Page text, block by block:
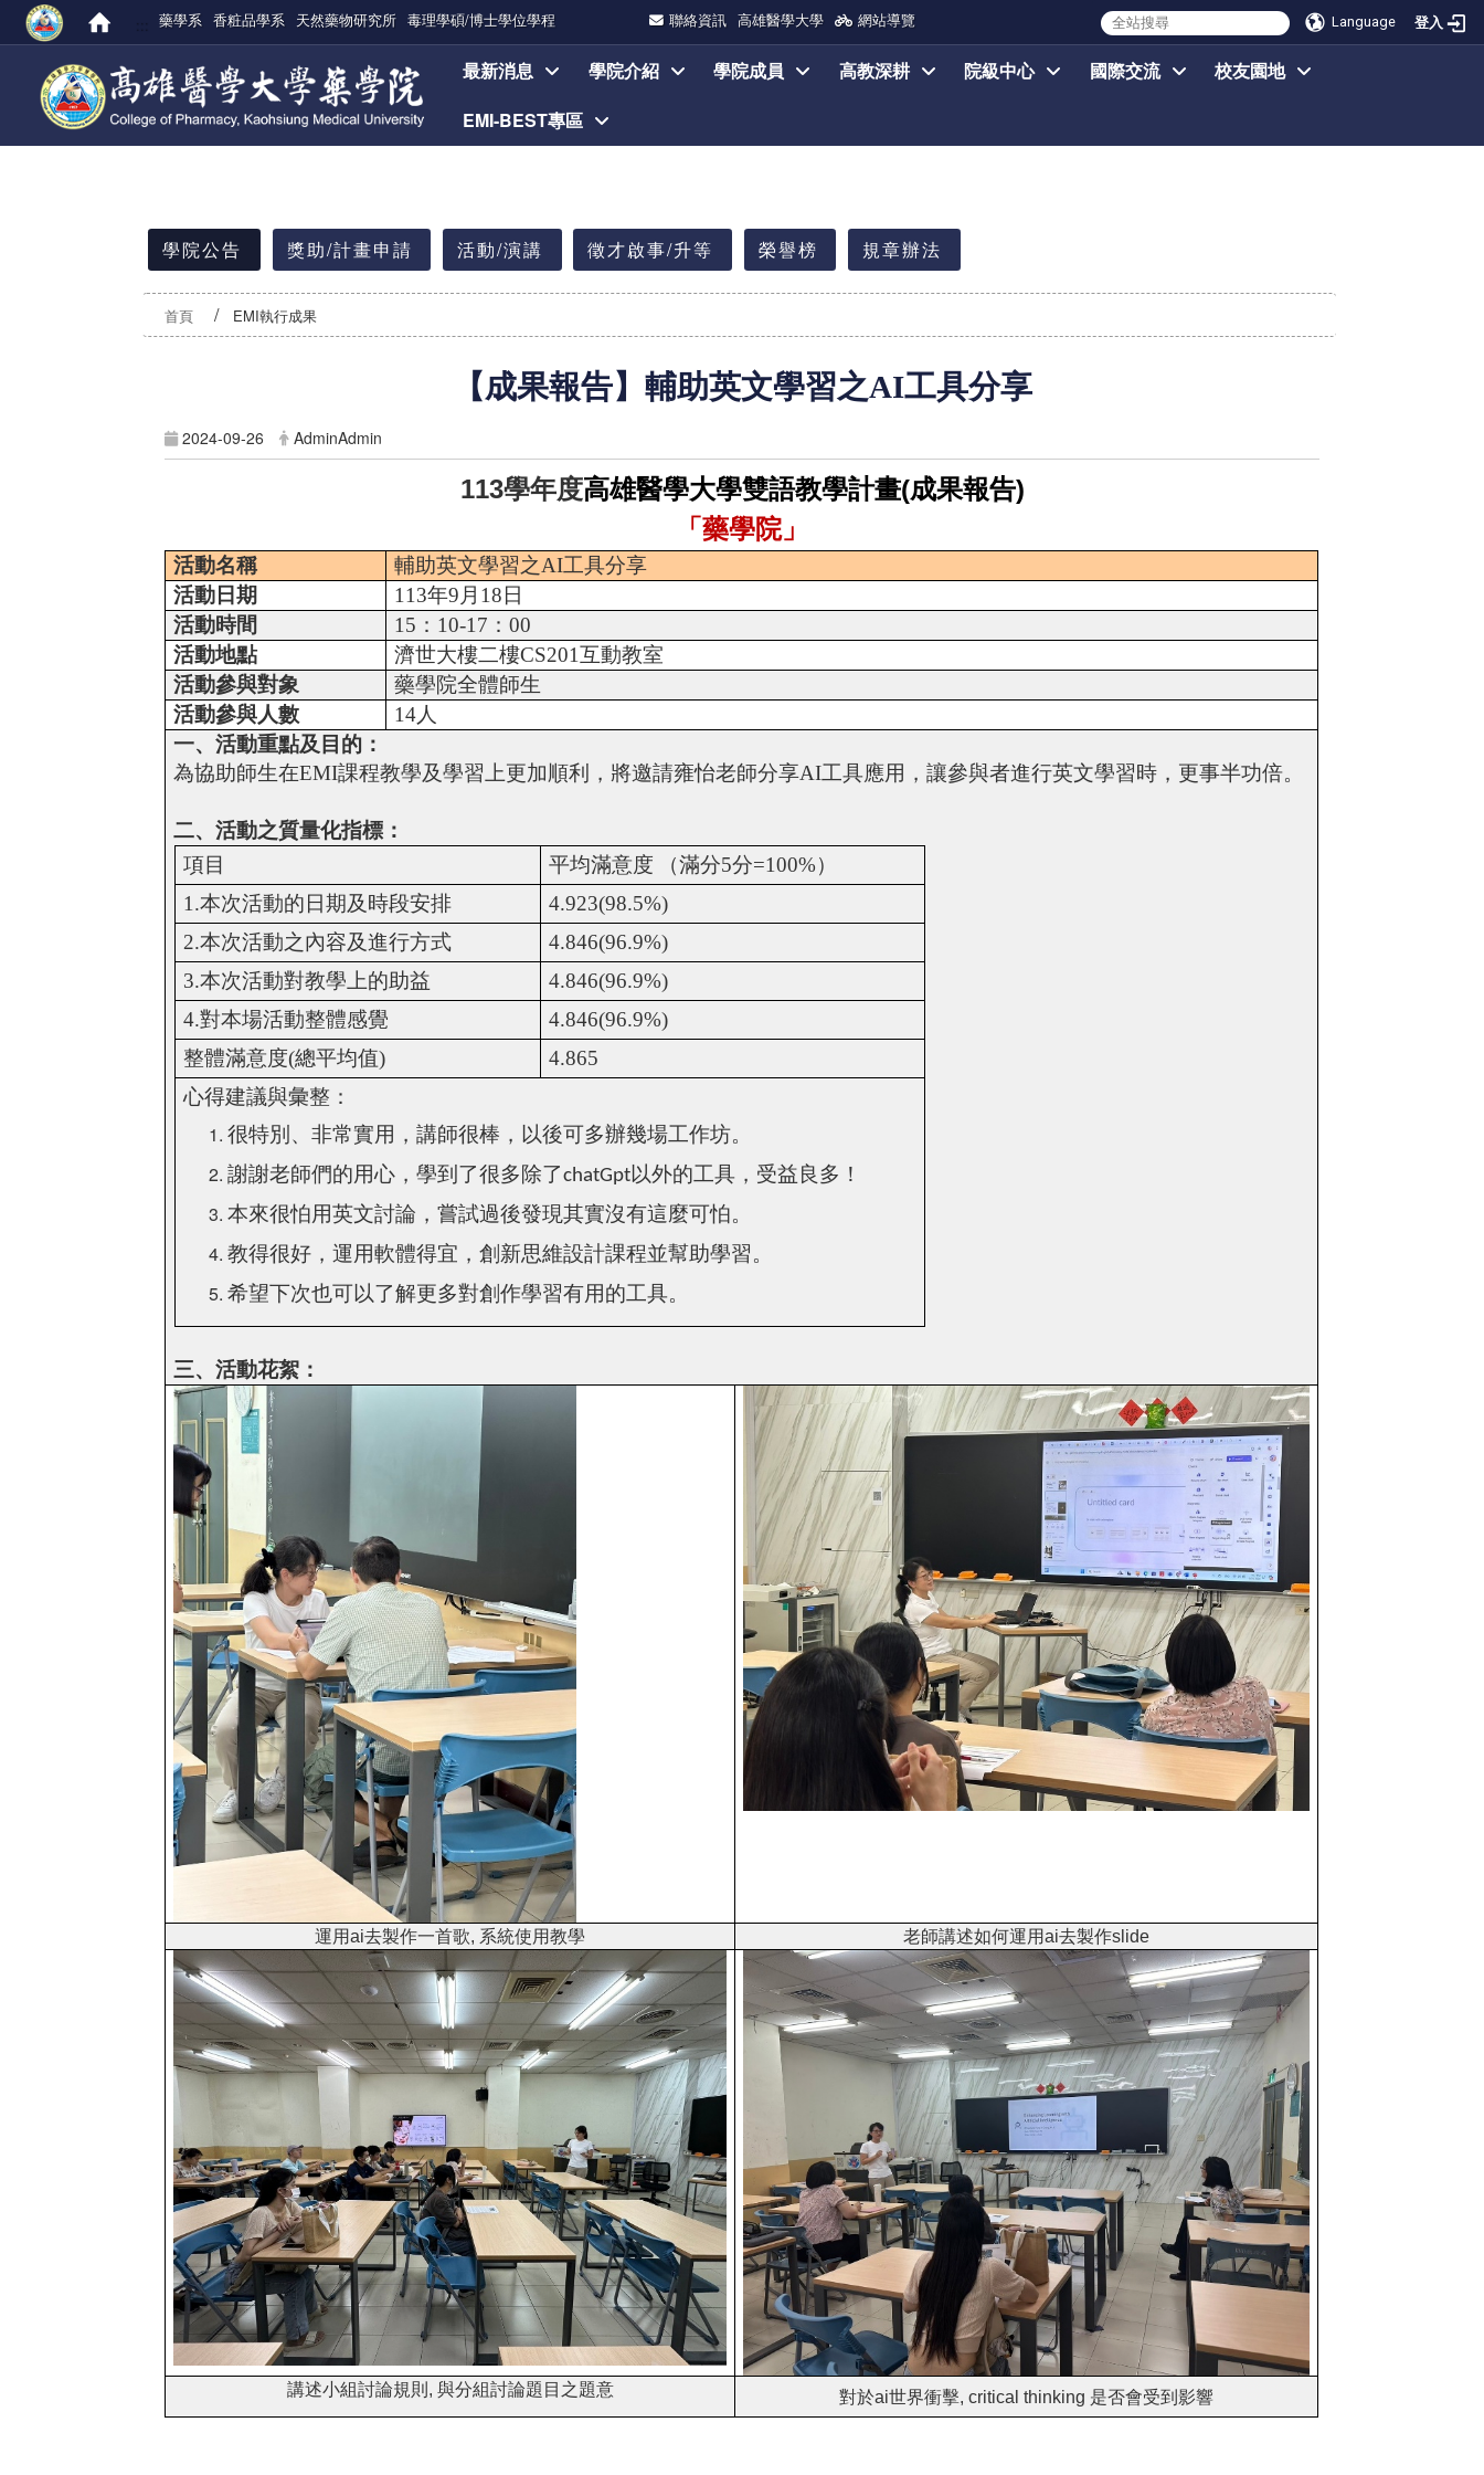
Language 登入
藥學系 香粧品學系 天然藥物研究所 毒理學碩/博士學位學程 聯絡資訊 高雄醫學大學 網站導覽
最新消息 學院介紹 學院成員 高教深耕 院級中心 國際交流
校友園地
EMI-BEST專區
學院公告
獎助/計畫申請 活動/演講 徵才啟事/升等 榮譽榜 規章辦法
首頁 EMI執行成果
【成果報告】 輔助英文學習之AI工具分享
2024-09-26 AdminAdmin
113學年度高雄醫學大學雙語教學計畫(成果報告)
「藥學院」
活動名稱 輔助英文學習之AI工具分享
活動日期
113年9 月 18日
活動時間
15 ： 10-17 ：00
活動地點
濟世大樓二樓CS201互動教室
活動參與對象
藥學院全體師生
活動參與人數
14人
一、活動重點及目的：
為協助師生在EMI課程教學及學習上更加順利，將邀請雍怡老師分享AI工具應用，讓參與者進行英文學習時，更事半功倍。
二、活動之質量化指標：
項目
平均滿意度 （滿分5分=100%）
1.本次活動的日期及時段安排
4.923(98.5%)
2.本次活動之內容及進行方式
4.846(96.9%)
3.本次活動對教學上的助益
4.846(96.9%)
4.對本場活動整體感覺
4.846(96.9%)
整體滿意度(總平均值)
4.865
心得建議與彙整：
很特別、非常實用，講師很棒，以後可多辦幾場工作坊。
謝謝老師們的用心，學到了很多除了chatGpt以外的工具，受益良多！
本來很怕用英文討論，嘗試過後發現其實沒有這麼可怕。
教得很好，運用軟體得宜，創新思維設計課程並幫助學習。
希望下次也可以了解更多對創作學習有用的工具。
三、活動花絮：
運用ai去製作一首歌, 系統使用教學 老師講述如何運用ai去製作slide
講述小組討論規則, 與分組討論題目之題意 對於ai世界衝擊, critical thinking 是否會受到影響